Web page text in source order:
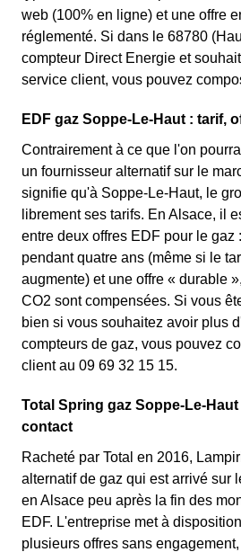
web (100% en ligne) et une offre
réglementé. Si dans le 68780
compteur Direct Energie et
service client, vous pouvez
EDF gaz Soppe-Le-Haut : tarif,
Contrairement à ce que l'on
un fournisseur alternatif sur le
signifie qu'à Soppe-Le-Haut, le
librement ses tarifs. En Alsace, il
entre deux offres EDF pour le gaz
pendant quatre ans (même si le
augmente) et une offre « durable
CO2 sont compensées. Si vous
bien si vous souhaitez avoir plus
compteurs de gaz, vous pouvez
client au 09 69 32 15 15.
Total Spring gaz Soppe-Le-
contact
Racheté par Total en 2016,
alternatif de gaz qui est arrivé sur
en Alsace peu après la fin des
EDF. L'entreprise met à
plusieurs offres sans